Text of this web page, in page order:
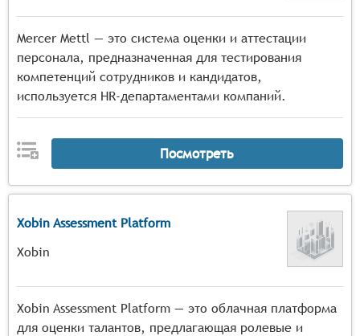
Mercer Mettl — это система оценки и аттестации
персонала, предназначенная для тестирования
компетенций сотрудников и кандидатов,
используется HR-департаментами компаний.
Посмотреть
Xobin Assessment Platform
Xobin
Xobin Assessment Platform — это облачная платформа
для оценки талантов, предлагающая ролевые и